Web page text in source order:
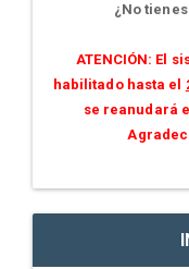
¿No
ATENCIÓN: El
habilitado hasta el
se reanudará el